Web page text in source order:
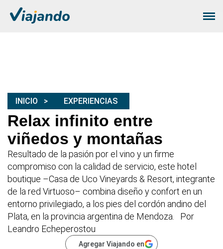
INICIO EXPERIENCIAS
Relax infinito entre
viñedos y montañas
Resultado de la pasión por el vino y un firme
compromiso con la calidad de servicio, este hotel
boutique –Casa de Uco Vineyards & Resort, integrante
de la red Virtuoso– combina diseño y confort en un
entorno privilegiado, a los pies del cordón andino del
Plata, en la provincia argentina de Mendoza.
Por
Leandro Echeperostou
Agregar Viajando en